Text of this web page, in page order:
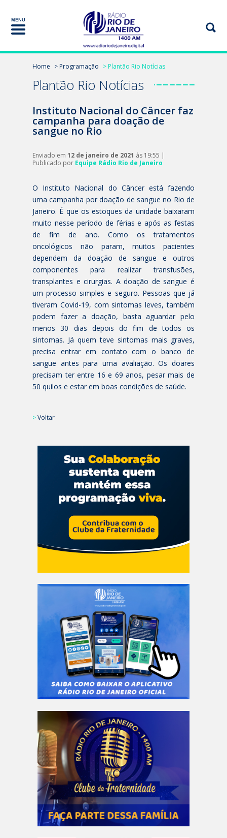
Home > Programação > Plantão Rio Notícias
Plantão Rio Notícias
Instituto Nacional do Câncer faz
campanha para doação de
sangue no Rio
Enviado em 12 de janeiro de 2021 às 19:55 |
Publicado por Equipe Rádio Rio de Janeiro
O Instituto Nacional do Câncer está fazendo
uma campanha por doação de sangue no Rio de
Janeiro. É que os estoques da unidade baixaram
muito nesse período de férias e após as festas
de fim de ano. Como os tratamentos
oncológicos não param, muitos pacientes
dependem da doação de sangue e outros
componentes para realizar transfusões,
transplantes e cirurgias. A doação de sangue é
um processo simples e seguro. Pessoas que já
tiveram Covid-19, com sintomas leves, também
podem fazer a doação, basta aguardar pelo
menos 30 dias depois do fim de todos os
sintomas. Já quem teve sintomas mais graves,
precisa entrar em contato com o banco de
sangue antes para uma avaliação. Os doares
precisam ter entre 16 e 69 anos, pesar mais de
50 quilos e estar em boas condições de saúde.
>Voltar